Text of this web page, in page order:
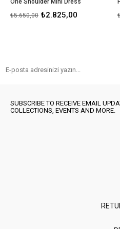
₺2.825,00
₺5.650,00
SUBSCRIBE TO RECEIVE EMAIL
COLLECTIONS, EVENTS AND MORE.